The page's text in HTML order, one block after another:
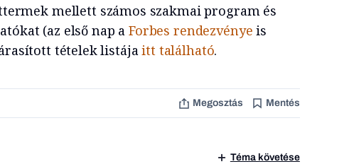
mellett számos szakmai program és
(az első nap a Forbes rendezvénye is
tételek listájaitt található.
Megosztás Mentés
Téma követése